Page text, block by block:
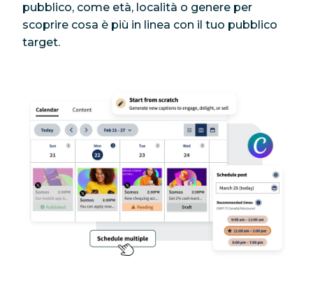
pubblico, come età, località o genere per
scoprire cosa è più in linea con il tuo pubblico
target.